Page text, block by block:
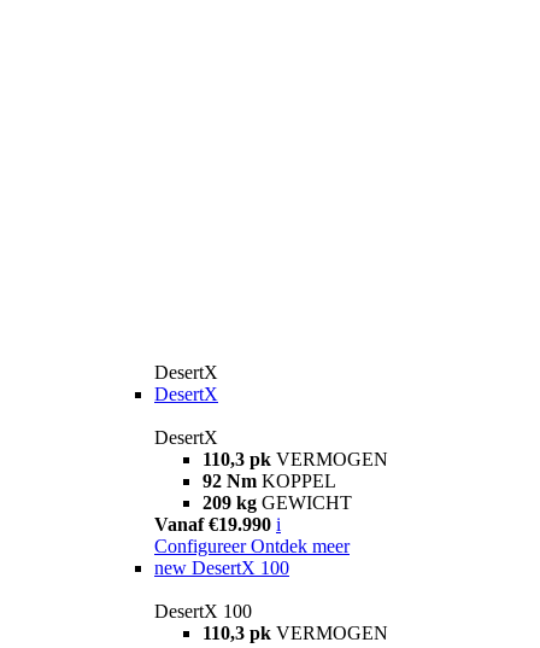
DesertX
DesertX
DesertX
110,3 pk VERMOGEN
92 Nm KOPPEL
209 kg GEWICHT
Vanaf €19.990 i
Configureer Ontdek meer
new DesertX 100
DesertX 100
110,3 pk VERMOGEN